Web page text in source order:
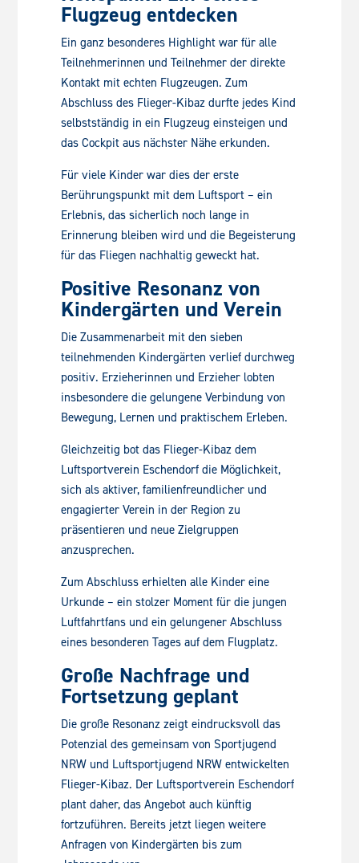
Flugzeug entdecken
Ein ganz besonderes Highlight war für alle
Teilnehmerinnen und Teilnehmer der direkte
Kontakt mit echten Flugzeugen. Zum
Abschluss des Flieger-Kibaz durfte jedes Kind
selbstständig in ein Flugzeug einsteigen und
das Cockpit aus nächster Nähe erkunden.
Für viele Kinder war dies der erste
Berührungspunkt mit dem Luftsport – ein
Erlebnis, das sicherlich noch lange in
Erinnerung bleiben wird und die Begeisterung
für das Fliegen nachhaltig geweckt hat.
Positive Resonanz von
Kindergärten und Verein
Die Zusammenarbeit mit den sieben
teilnehmenden Kindergärten verlief durchweg
positiv. Erzieherinnen und Erzieher lobten
insbesondere die gelungene Verbindung von
Bewegung, Lernen und praktischem Erleben.
Gleichzeitig bot das Flieger-Kibaz dem
Luftsportverein Eschendorf die Möglichkeit,
sich als aktiver, familienfreundlicher und
engagierter Verein in der Region zu
präsentieren und neue Zielgruppen
anzusprechen.
Zum Abschluss erhielten alle Kinder eine
Urkunde – ein stolzer Moment für die jungen
Luftfahrtfans und ein gelungener Abschluss
eines besonderen Tages auf dem Flugplatz.
Große Nachfrage und
Fortsetzung geplant
Die große Resonanz zeigt eindrucksvoll das
Potenzial des gemeinsam von Sportjugend
NRW und Luftsportjugend NRW entwickelten
Flieger-Kibaz. Der Luftsportverein Eschendorf
plant daher, das Angebot auch künftig
fortzuführen. Bereits jetzt liegen weitere
Anfragen von Kindergärten bis zum